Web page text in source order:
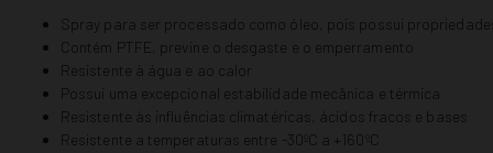
Spray para ser processado como óleo, pois possui
Contém PTFE, previne o desgaste e o emperramento
Resistente à água e ao calor
Possui uma excepcional estabilidade mecânica e térmica
Resistente às influências climatéricas, ácidos fracos e bases
Resistente a temperaturas entre -30ºC a +160ºC